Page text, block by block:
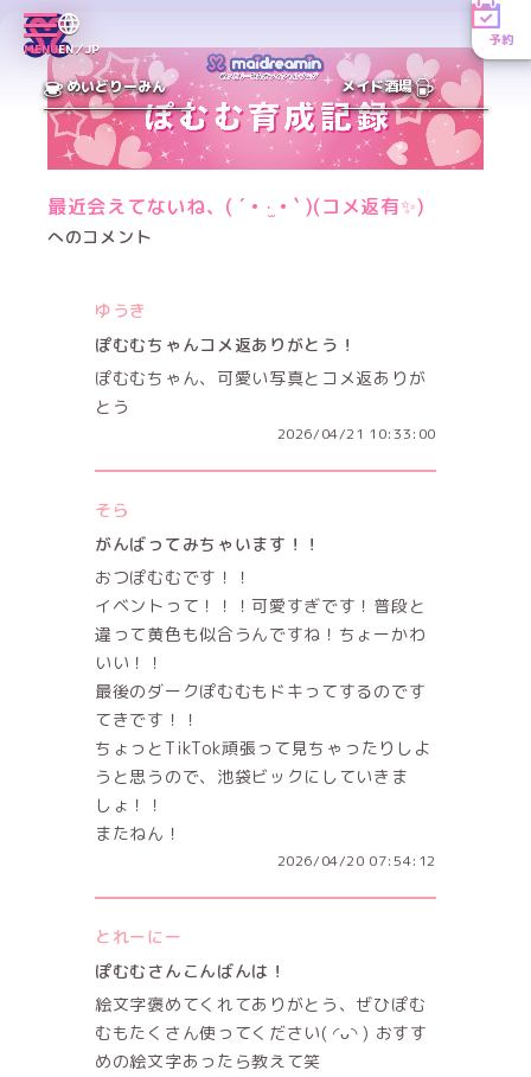
MENUEN／JP
予約
めいどりーみん メイド酒場
最近会えてないね、( ´ • ·̫ • ` )(コメ返有✨️)
へのコメント
ゆうき
ぽむむちゃんコメ返ありがとう！
ぽむむちゃん、可愛い写真とコメ返ありが
とう
2026/04/21 10:33:00
そら
がんばってみちゃいます！！
おつぽむむです！！
イベントって！！！可愛すぎです！普段と
違って黄色も似合うんですね！ちょーかわ
いい！！
最後のダークぽむむもドキってするのです
てきです！！
ちょっとTikTok頑張って見ちゃったりしよ
うと思うので、池袋ビックにしていきま
しょ！！
またねん！
2026/04/20 07:54:12
とれーにー
ぽむむさんこんばんは！
絵文字褒めてくれてありがとう、ぜひぽむ
むもたくさん使ってください( ◜ᴗ◝ ) おすす
めの絵文字あったら教えて笑